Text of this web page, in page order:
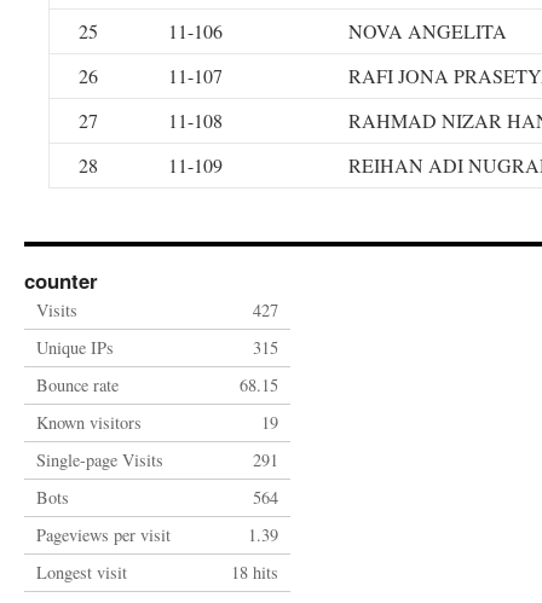
25
11-106
NOVA ANGELITA
26
11-107
RAFI JONA
27
11-108
RAHMAD NIZAR
28
11-109 REIHAN ADI
counter
Visits
427
Unique IPs
315
Bounce rate
68.15
Known visitors
19
Single-page Visits
291
Bots
564
Pageviews per visit
1.39
Longest visit
18 hits